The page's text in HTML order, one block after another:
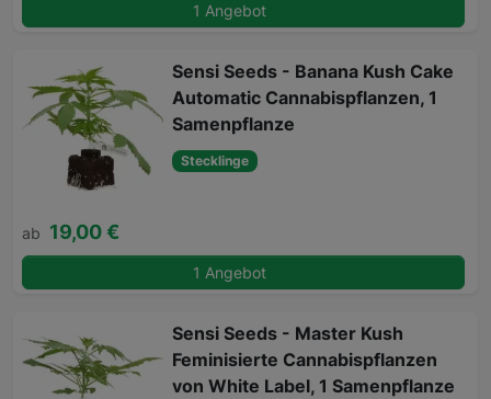
1 Angebot
Sensi Seeds - Banana Kush Cake
Automatic Cannabispflanzen, 1
Samenpflanze
Stecklinge
ab 19,00 €
1 Angebot
Sensi Seeds - Master Kush
Feminisierte Cannabispflanzen
von White Label, 1 Samenpflanze